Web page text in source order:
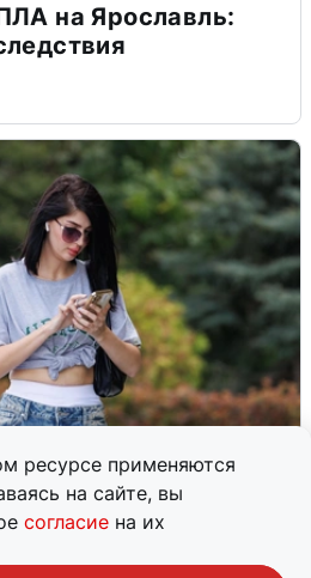
ресурсе применяются
на сайте, вы
согласие на их
на Ярославль:
без